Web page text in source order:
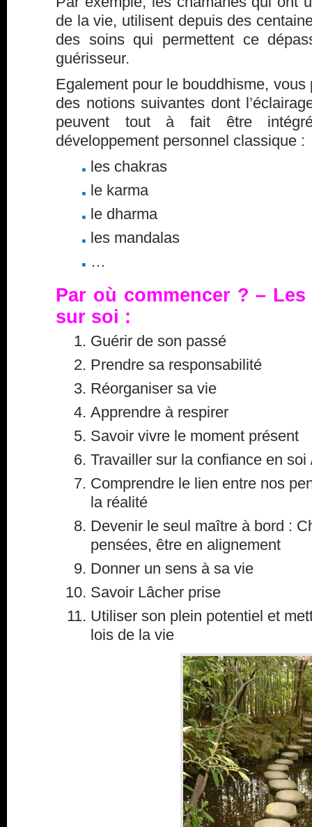
de la vie, utilisent depuis des
des soins qui permettent ce
guérisseur.
Egalement pour le bouddhisme, vous
des notions suivantes dont
peuvent tout à fait être
développement personnel classique :
les chakras
le karma
le dharma
les mandalas
…
Par où commencer ? –
sur soi :
Guérir de son passé
Prendre sa responsabilité
Réorganiser sa vie
Apprendre à respirer
Savoir vivre le moment présent
Travailler sur la confiance en
Comprendre le lien entre nos
la réalité
Devenir le seul maître à bord :
pensées, être en alignement
Donner un sens à sa vie
Savoir Lâcher prise
Utiliser son plein potentiel et
lois de la vie